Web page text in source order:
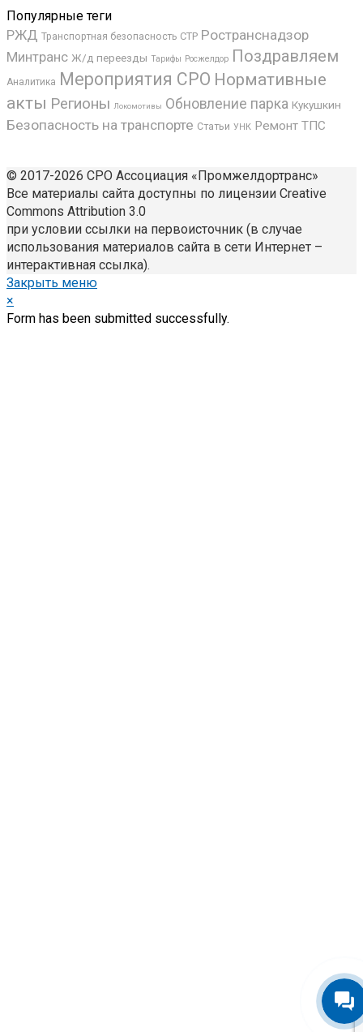
Популярные теги
РЖД Транспортная безопасность СТР Ространснадзор
Минтранс Ж/д переезды Тарифы Росжелдор Поздравляем
Аналитика Мероприятия СРО Нормативные
акты Регионы Локомотивы Обновление парка Кукушкин
Безопасность на транспорте Статьи УНК Ремонт ТПС
© 2017-2026 СРО Ассоциация «Промжелдортранс»
Все материалы сайта доступны по лицензии Creative
Commons Attribution 3.0
при условии ссылки на первоисточник (в случае
использования материалов сайта в сети Интернет –
интерактивная ссылка).
Закрыть меню
×
Form has been submitted successfully.